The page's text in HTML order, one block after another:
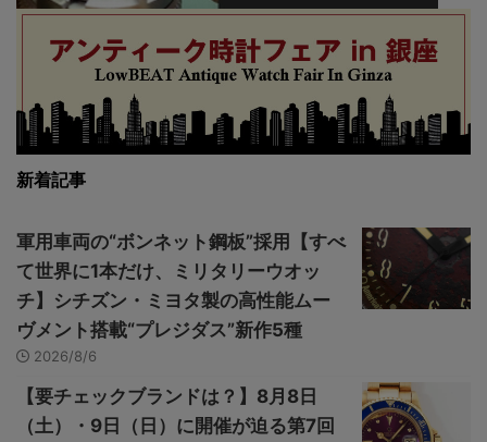
新着記事
軍用車両の“ボンネット鋼板”採用【すべ
て世界に1本だけ、ミリタリーウオッ
チ】シチズン・ミヨタ製の高性能ムー
ヴメント搭載“プレジダス”新作5種
2026/8/6
【要チェックブランドは？】8月8日
（土）・9日（日）に開催が迫る第7回